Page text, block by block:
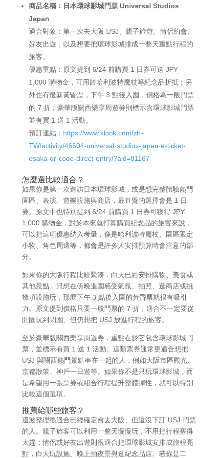
商品名稱：日本環球影城門票 Universal Studios
Japan
適合對象：第一次去大阪 USJ、親子旅遊、情侶約會、
好友出遊，以及想要把環球影城排成一整天重點行程的
旅客。
優惠重點：原文提到 6/24 前購買 1 日券可送 JPY
1,000 購物金，可用於哈利波特魔杖等紀念品折抵；另
外也有最新黃昏票，下午 3 點後入園，價格為一般門票
的 7 折；豪華版關西樂享周遊券則標示含環球影城門票
並有買 1 送 1 活動。
預訂連結： https://www.klook.com/zh-
TW/activity/46604-universal-studios-japan-e-ticket-
osaka-qr-code-direct-entry/?aid=81167
怎麼選比較適合？
如果你是第一次造訪日本環球影城，或是想完整體驗熱門
園區、表演、遊樂設施與商店，最直覺的選擇會是 1 日
券。原文中也特別提到 6/24 前購買 1 日券可獲得 JPY
1,000 購物金，對於本來就打算購買紀念品的旅客來說，
可以把這項優惠納入考量，像是哈利波特魔杖、園區限定
小物、角色周邊等，都會是許多人安排預算時會注意的部
分。
如果你的大阪行程比較緊湊，白天已經安排購物、美食或
其他景點，只想在傍晚進園感受氣氛、拍照、逛商店或挑
幾項設施玩，那麼下午 3 點後入園的黃昏票就很有吸引
力。原文提到價格只要一般門票的 7 折，適合不一定要從
開園玩到閉園、但仍想把 USJ 放進行程的旅客。
至於豪華版關西樂享周遊券，重點在於它包含環球影城門
票，並標示有買 1 送 1 活動。這類票券通常更適合想把
USJ 與關西熱門景點串在一起的人，例如大阪市區觀光、
京都散策、神戶一日遊等。如果你不是只玩環球影城，而
是希望用一張票券或組合行程提升整體彈性，就可以特別
比較這個選項。
推薦給哪些旅客？
這波整理很適合已經確定會去大阪、但還沒下訂 USJ 門票
的人。親子旅客可以利用一整天慢慢玩，不用把行程塞得
太趕；情侶或好友出遊則很適合把環球影城安排成旅程亮
點，白天玩設施、晚上拍夜景與逛紀念品店。若你是二